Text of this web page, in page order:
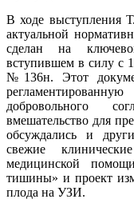
В ходе выступления
актуальной
сделан на
вступившем в силу с
№136н. Этот
добровольного
вмешательство для
обсуждались и
свежие
медицинской
тишины» и проект
плода на УЗИ.